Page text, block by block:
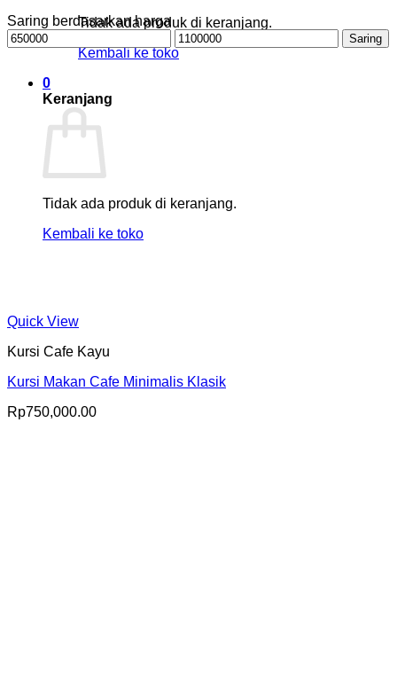
Tidak ada produk di keranjang.
Kembali ke toko
0
Keranjang
Tidak ada produk di keranjang.
Kembali ke toko
Saring berdasarkan harga
Harga
terendah
Harga
tertinggi
Saring
Quick View
Kursi Cafe Kayu
Kursi Makan Cafe Minimalis Klasik
Rp750,000.00